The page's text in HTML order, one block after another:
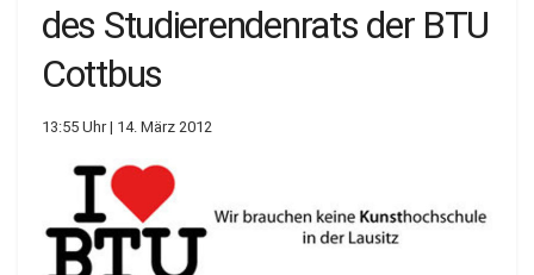
des Studierendenrats der BTU
Cottbus
13:55 Uhr | 14. März 2012